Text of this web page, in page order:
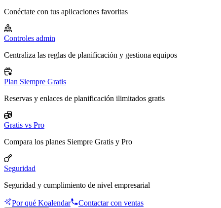
Conéctate con tus aplicaciones favoritas
Controles admin
Centraliza las reglas de planificación y gestiona equipos
Plan Siempre Gratis
Reservas y enlaces de planificación ilimitados gratis
Gratis vs Pro
Compara los planes Siempre Gratis y Pro
Seguridad
Seguridad y cumplimiento de nivel empresarial
Por qué Koalendar Contactar con ventas